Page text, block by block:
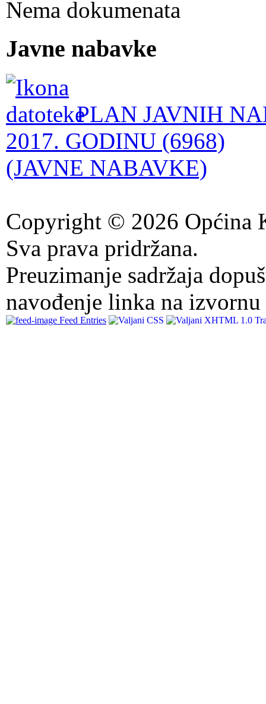
Nema dokumenata
Javne nabavke
PLAN JAVNIH
2017. GODINU (6968)
(JAVNE NABAVKE)
Copyright © 2026 Općina
Sva prava pridržana.
Preuzimanje sadržaja
navođenje linka na izvornu
Feed Entries